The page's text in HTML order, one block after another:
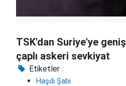
TSK'dan Suriye'ye geniş
çaplı askeri sevkiyat
Etiketler :
Haşdi Şabi